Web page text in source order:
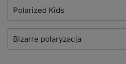
Polarized Kids
Bizarre polaryzacja